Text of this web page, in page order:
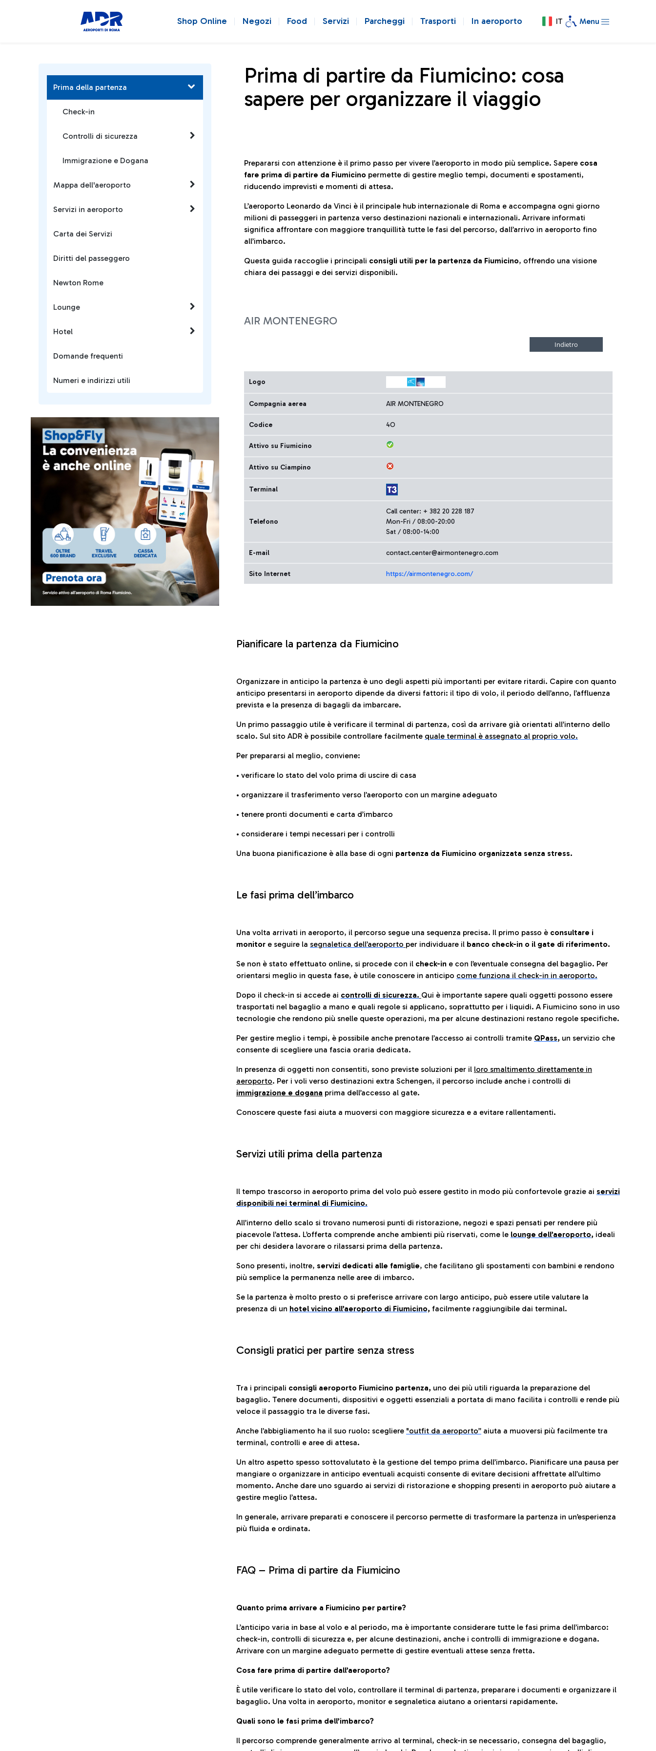
Shop Online Negozi Food Servizi Parcheggi Trasporti In aeroporto IT Menu
Prima di partire da Fiumicino: cosa
sapere per organizzare il viaggio
Prepararsi con attenzione è il primo passo per vivere l’aeroporto in modo più semplice. Sapere cosa
fare prima di partire da Fiumicino permette di gestire meglio tempi, documenti e spostamenti,
riducendo imprevisti e momenti di attesa.
L’aeroporto Leonardo da Vinci è il principale hub internazionale di Roma e accompagna ogni giorno
milioni di passeggeri in partenza verso destinazioni nazionali e internazionali. Arrivare informati
significa affrontare con maggiore tranquillità tutte le fasi del percorso, dall’arrivo in aeroporto fino
all’imbarco.
Questa guida raccoglie i principali consigli utili per la partenza da Fiumicino, offrendo una visione
chiara dei passaggi e dei servizi disponibili.
AIR MONTENEGRO
Logo
Compagnia aerea AIR MONTENEGRO
Codice 4O
Attivo su Fiumicino
Attivo su Ciampino
Terminal
Telefono
Call center: + 382 20 228 187
Mon-Fri / 08:00-20:00
Sat / 08:00-14:00
E-mail contact.center@airmontenegro.com
Sito Internet https://airmontenegro.com/
Pianificare la partenza da Fiumicino
Organizzare in anticipo la partenza è uno degli aspetti più importanti per evitare ritardi. Capire con quanto
anticipo presentarsi in aeroporto dipende da diversi fattori: il tipo di volo, il periodo dell’anno, l’affluenza
prevista e la presenza di bagagli da imbarcare.
Un primo passaggio utile è verificare il terminal di partenza, così da arrivare già orientati all’interno dello
scalo. Sul sito ADR è possibile controllare facilmente quale terminal è assegnato al proprio volo.
Per prepararsi al meglio, conviene:
• verificare lo stato del volo prima di uscire di casa
• organizzare il trasferimento verso l’aeroporto con un margine adeguato
• tenere pronti documenti e carta d’imbarco
• considerare i tempi necessari per i controlli
Una buona pianificazione è alla base di ogni partenza da Fiumicino organizzata senza stress.
Le fasi prima dell’imbarco
Una volta arrivati in aeroporto, il percorso segue una sequenza precisa. Il primo passo è consultare i
monitor e seguire la segnaletica dell’aeroporto per individuare il banco check-in o il gate di riferimento.
Se non è stato effettuato online, si procede con il check-in e con l’eventuale consegna del bagaglio. Per
orientarsi meglio in questa fase, è utile conoscere in anticipo come funziona il check-in in aeroporto.
Dopo il check-in si accede ai controlli di sicurezza. Qui è importante sapere quali oggetti possono essere
trasportati nel bagaglio a mano e quali regole si applicano, soprattutto per i liquidi. A Fiumicino sono in uso
tecnologie che rendono più snelle queste operazioni, ma per alcune destinazioni restano regole specifiche.
Per gestire meglio i tempi, è possibile anche prenotare l’accesso ai controlli tramite QPass, un servizio che
consente di scegliere una fascia oraria dedicata.
In presenza di oggetti non consentiti, sono previste soluzioni per il loro smaltimento direttamente in
aeroporto. Per i voli verso destinazioni extra Schengen, il percorso include anche i controlli di
immigrazione e dogana prima dell’accesso al gate.
Conoscere queste fasi aiuta a muoversi con maggiore sicurezza e a evitare rallentamenti.
Servizi utili prima della partenza
Il tempo trascorso in aeroporto prima del volo può essere gestito in modo più confortevole grazie ai servizi
disponibili nei terminal di Fiumicino.
All’interno dello scalo si trovano numerosi punti di ristorazione, negozi e spazi pensati per rendere più
piacevole l’attesa. L’offerta comprende anche ambienti più riservati, come le lounge dell’aeroporto, ideali
per chi desidera lavorare o rilassarsi prima della partenza.
Sono presenti, inoltre, servizi dedicati alle famiglie, che facilitano gli spostamenti con bambini e rendono
più semplice la permanenza nelle aree di imbarco.
Se la partenza è molto presto o si preferisce arrivare con largo anticipo, può essere utile valutare la
presenza di un hotel vicino all’aeroporto di Fiumicino, facilmente raggiungibile dai terminal.
Consigli pratici per partire senza stress
Tra i principali consigli aeroporto Fiumicino partenza, uno dei più utili riguarda la preparazione del
bagaglio. Tenere documenti, dispositivi e oggetti essenziali a portata di mano facilita i controlli e rende più
veloce il passaggio tra le diverse fasi.
Anche l’abbigliamento ha il suo ruolo: scegliere "outfit da aeroporto” aiuta a muoversi più facilmente tra
terminal, controlli e aree di attesa.
Un altro aspetto spesso sottovalutato è la gestione del tempo prima dell’imbarco. Pianificare una pausa per
mangiare o organizzare in anticipo eventuali acquisti consente di evitare decisioni affrettate all’ultimo
momento. Anche dare uno sguardo ai servizi di ristorazione e shopping presenti in aeroporto può aiutare a
gestire meglio l’attesa.
In generale, arrivare preparati e conoscere il percorso permette di trasformare la partenza in un’esperienza
più fluida e ordinata.
FAQ – Prima di partire da Fiumicino
Quanto prima arrivare a Fiumicino per partire?
L’anticipo varia in base al volo e al periodo, ma è importante considerare tutte le fasi prima dell’imbarco:
check-in, controlli di sicurezza e, per alcune destinazioni, anche i controlli di immigrazione e dogana.
Arrivare con un margine adeguato permette di gestire eventuali attese senza fretta.
Cosa fare prima di partire dall’aeroporto?
È utile verificare lo stato del volo, controllare il terminal di partenza, preparare i documenti e organizzare il
bagaglio. Una volta in aeroporto, monitor e segnaletica aiutano a orientarsi rapidamente.
Quali sono le fasi prima dell’imbarco?
Il percorso comprende generalmente arrivo al terminal, check-in se necessario, consegna del bagaglio,
Prima della partenza
Check-in
Controlli di sicurezza
Immigrazione e Dogana
Mappa dell'aeroporto
Servizi in aeroporto
Carta dei Servizi
Diritti del passeggero
Newton Rome
Lounge
Hotel
Domande frequenti
Numeri e indirizzi utili